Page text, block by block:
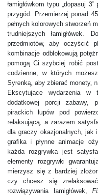
łamigłówkom typu „dopasuj
przygód. Przemierzaj ponad
pełnych kolorowych stworzeń
trudniejszych łamigłówek.
przedmiotów, aby oczyścić
kombinacje odblokowują
pomogą Ci szybciej robić
codzienne, w których
Syrenką, aby zbierać monety,
Ekscytujące wydarzenia w
dodatkowej porcji zabawy,
pirackich łupów pod
relaksującą, a zarazem
dla graczy okazjonalnych, jak i
grafika i płynne animacje
każda rozgrywka jest
elementy rozgrywki
mierzysz się z bardziej
czy chcesz się
rozwiązywania łamigłówek,